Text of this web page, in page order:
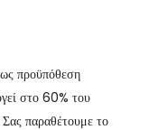
προϋπόθεση
στο 60% του
παραθέτουμε το